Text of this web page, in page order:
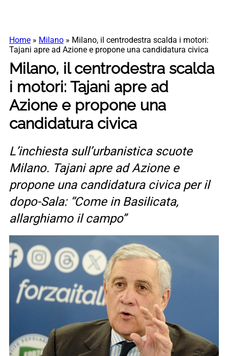
Home » Milano » Milano, il centrodestra scalda i motori:
Tajani apre ad Azione e propone una candidatura civica
Milano, il centrodestra scalda
i motori: Tajani apre ad
Azione e propone una
candidatura civica
L’inchiesta sull’urbanistica scuote
Milano. Tajani apre ad Azione e
propone una candidatura civica per il
dopo-Sala: “Come in Basilicata,
allarghiamo il campo”